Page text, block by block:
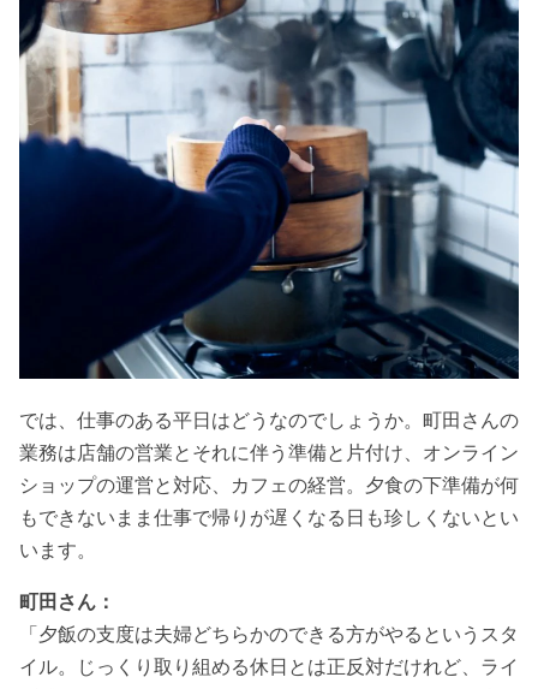
では、仕事のある平日はどうなのでしょうか。町田さんの
業務は店舗の営業とそれに伴う準備と片付け、オンライン
ショップの運営と対応、カフェの経営。夕食の下準備が何
もできないまま仕事で帰りが遅くなる日も珍しくないとい
います。
町田さん：
「夕飯の支度は夫婦どちらかのできる方がやるというスタ
イル。じっくり取り組める休日とは正反対だけれど、ライ